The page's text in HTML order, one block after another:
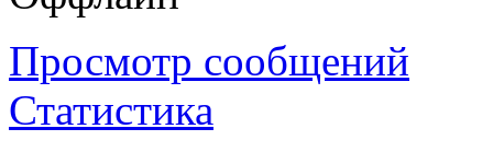
Просмотр сообщений
Статистика